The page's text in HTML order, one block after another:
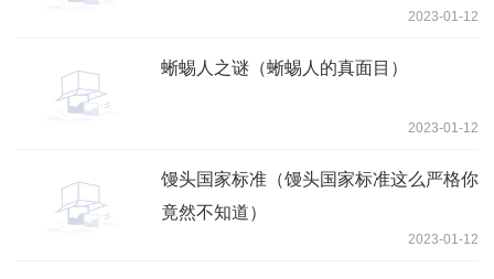
2023-01-12
蜥蜴人之谜（蜥蜴人的真面目）
2023-01-12
馒头国家标准（馒头国家标准这么严格你
竟然不知道）
2023-01-12